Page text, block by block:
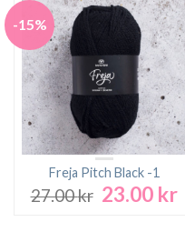
-15%
Freja Pitch Black -1
27.00kr Det
23.00 kr